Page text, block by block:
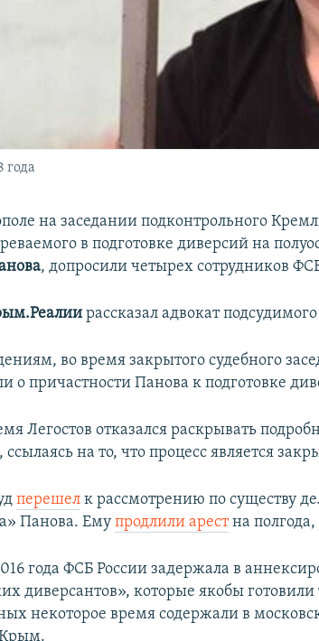
года
на заседании подконтрольного
в подготовке диверсий на
​, допросили четырех сотрудников
рассказал адвокат подсудимого
во время закрытого судебного
о причастности Панова к подготовке
Легостов отказался раскрывать
ссылаясь на то, что процесс является
перешел к рассмотрению по существу
Панова. Емупродлили арестна полгода,
года ФСБ России задержала в
диверсантов», которые якобы готовили
некоторое время содержали в
Крым.